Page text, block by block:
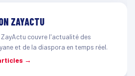
ZAYACTU
ZayActu couvre l'actualité des
et de la diaspora en temps réel.
→